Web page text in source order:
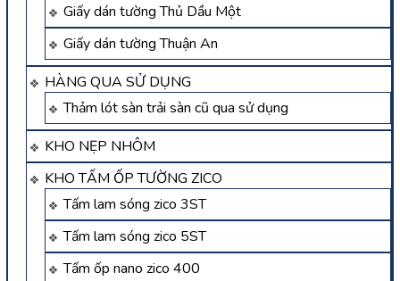
Giấy dán tường Thủ Dầu Một
Giấy dán tường Thuận An
HÀNG QUA SỬ DỤNG
Thảm lót sàn trải sàn cũ qua sử dụng
KHO NẸP NHÔM
KHO TẤM ỐP TƯỜNG ZICO
Tấm lam sóng zico 3ST
Tấm lam sóng zico 5ST
Tấm ốp nano zico 400